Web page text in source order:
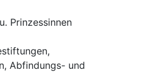
Prinzessinnen
Abfindungs- und